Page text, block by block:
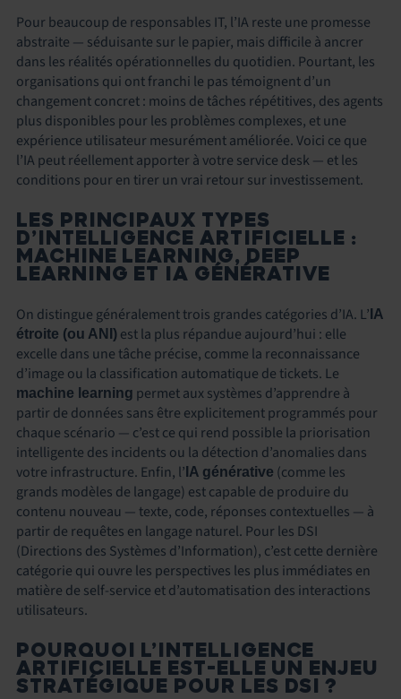
Pour beaucoup de responsables IT, l’IA reste une promesse
abstraite — séduisante sur le papier, mais difficile à ancrer
dans les réalités opérationnelles du quotidien. Pourtant, les
organisations qui ont franchi le pas témoignent d’un
changement concret : moins de tâches répétitives, des agents
plus disponibles pour les problèmes complexes, et une
expérience utilisateur mesurément améliorée. Voici ce que
l’IA peut réellement apporter à votre service desk — et les
conditions pour en tirer un vrai retour sur investissement.
LES PRINCIPAUX TYPES
D’INTELLIGENCE ARTIFICIELLE :
MACHINE LEARNING, DEEP
LEARNING ET IA GÉNÉRATIVE
On distingue généralement trois grandes catégories d’IA. L’ IA
étroite (ou ANI) est la plus répandue aujourd’hui : elle
excelle dans une tâche précise, comme la reconnaissance
d’image ou la classification automatique de tickets. Le
machine learning permet aux systèmes d’apprendre à
partir de données sans être explicitement programmés pour
chaque scénario — c’est ce qui rend possible la priorisation
intelligente des incidents ou la détection d’anomalies dans
votre infrastructure. Enfin, l’ IA générative (comme les
grands modèles de langage) est capable de produire du
contenu nouveau — texte, code, réponses contextuelles — à
partir de requêtes en langage naturel. Pour les DSI
(Directions des Systèmes d’Information), c’est cette dernière
catégorie qui ouvre les perspectives les plus immédiates en
matière de self-service et d’automatisation des interactions
utilisateurs.
POURQUOI L’INTELLIGENCE
ARTIFICIELLE EST-ELLE UN ENJEU
STRATÉGIQUE POUR LES DSI ?